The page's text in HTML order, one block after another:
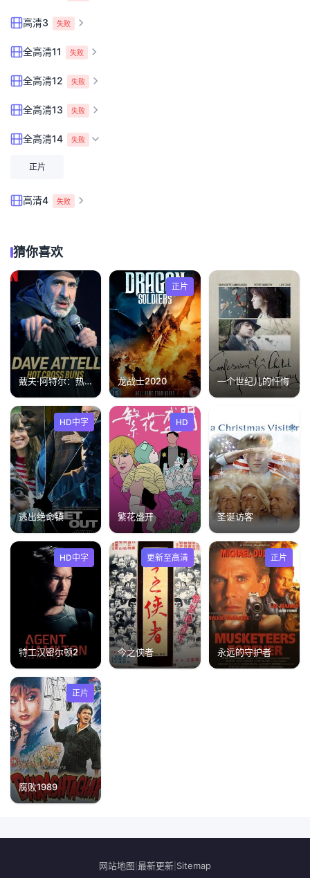
高清3 失败
全高清11 失败
全高清12 失败
全高清13 失败
全高清14 失败
正片
高清4 失败
猜你喜欢
戴夫·阿特尔：热十字面包
正片
龙战士2020 一个世纪儿的忏悔
HD中字
逃出绝命镇
HD
繁花盛开 圣诞访客
HD中字
特工汉密尔顿2
更新至高清
今之侠者
正片
永远的守护者
正片
腐败1989
网站地图 最新更新 Sitemap